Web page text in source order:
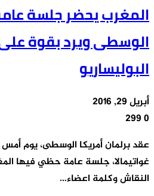
المغرب يحضر جلسة
الوسطى ويرد بقوة
البوليساريو
أبريل 29, 2016
0
عقد برلمان أمريكا الوسطى، يوم
غواتيمالا، جلسة عامة حظي فيها
النقاش وكلمة اعضاء…